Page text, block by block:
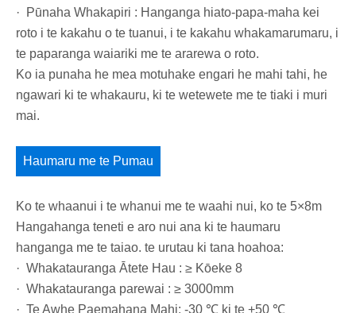
· Pūnaha Whakapiri : Hanganga hiato-papa-maha kei
roto i te kakahu o te tuanui, i te kakahu whakamarumaru, i
te paparanga waiariki me te ararewa o roto.
Ko ia punaha he mea motuhake engari he mahi tahi, he
ngawari ki te whakauru, ki te wetewete me te tiaki i muri
mai.
Haumaru me te Pumau
Ko te whaanui i te whanui me te waahi nui, ko te 5×8m
Hangahanga teneti e aro nui ana ki te haumaru
hanganga me te taiao. te urutau ki tana hoahoa:
· Whakatauranga Ātete Hau : ≥ Kōeke 8
· Whakatauranga parewai : ≥ 3000mm
· Te Awhe Paemahana Mahi: -30 ℃ ki te +50 ℃